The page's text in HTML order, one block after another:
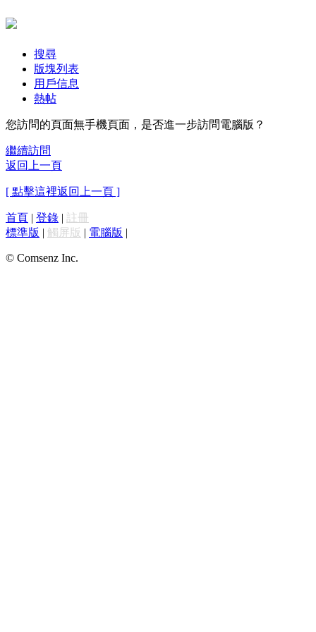
搜尋
版塊列表
用戶信息
熱帖
您訪問的頁面無手機頁面，是否進一步訪問電腦版？
繼續訪問
返回上一頁
[ 點擊這裡返回上一頁 ]
首頁 | 登錄 | 註冊
標準版 | 觸屏版 | 電腦版 |
© Comsenz Inc.